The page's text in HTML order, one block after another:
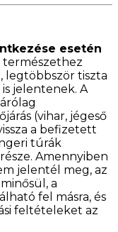
esetén
legtöbbször tiszta
jelentenek. A
(vihar, jégeső
a befizetett
túrák
Amennyiben
jelentél meg, az
a
fel másra, és
feltételeket az